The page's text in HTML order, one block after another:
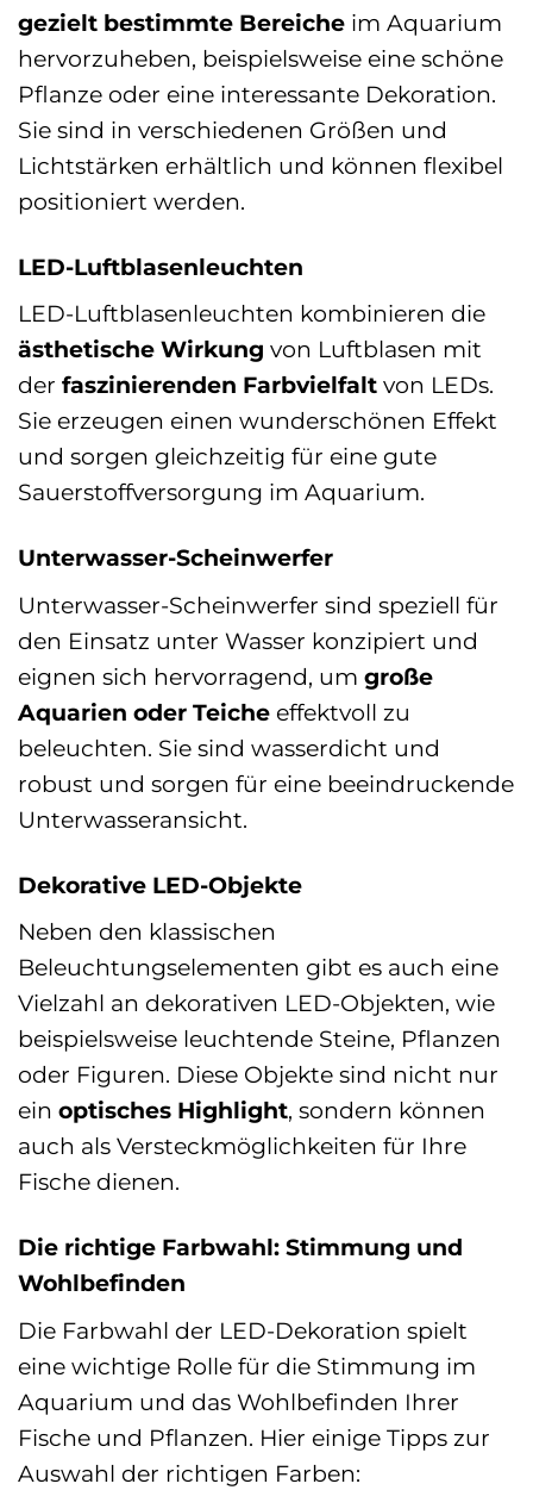
gezielt bestimmte Bereiche im Aquarium
hervorzuheben, beispielsweise eine schöne
Pflanze oder eine interessante Dekoration.
Sie sind in verschiedenen Größen und
Lichtstärken erhältlich und können flexibel
positioniert werden.
LED-Luftblasenleuchten
LED-Luftblasenleuchten kombinieren die
ästhetische Wirkung von Luftblasen mit
der faszinierenden Farbvielfalt von LEDs.
Sie erzeugen einen wunderschönen Effekt
und sorgen gleichzeitig für eine gute
Sauerstoffversorgung im Aquarium.
Unterwasser-Scheinwerfer
Unterwasser-Scheinwerfer sind speziell für
den Einsatz unter Wasser konzipiert und
eignen sich hervorragend, um große
Aquarien oder Teiche effektvoll zu
beleuchten. Sie sind wasserdicht und
robust und sorgen für eine beeindruckende
Unterwasseransicht.
Dekorative LED-Objekte
Neben den klassischen
Beleuchtungselementen gibt es auch eine
Vielzahl an dekorativen LED-Objekten, wie
beispielsweise leuchtende Steine, Pflanzen
oder Figuren. Diese Objekte sind nicht nur
ein optisches Highlight, sondern können
auch als Versteckmöglichkeiten für Ihre
Fische dienen.
Die richtige Farbwahl: Stimmung und
Wohlbefinden
Die Farbwahl der LED-Dekoration spielt
eine wichtige Rolle für die Stimmung im
Aquarium und das Wohlbefinden Ihrer
Fische und Pflanzen. Hier einige Tipps zur
Auswahl der richtigen Farben: